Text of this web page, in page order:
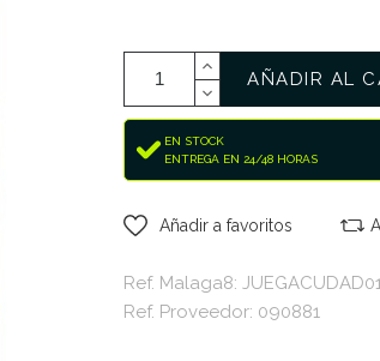
AÑADIR AL
EN STOCK
ENTREGA EN 24/48 HORAS
Añadir a favoritos
Ref. Malaga8:
Ref. Proveedor: 090881